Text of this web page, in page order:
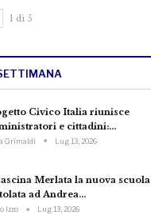
1 di 5
Civico Italia riunisce
e cittadini:…
Grimaldi Lug 13, 2026
Merlata la nuova scuola
ad Andrea…
Izzo Lug 13, 2026